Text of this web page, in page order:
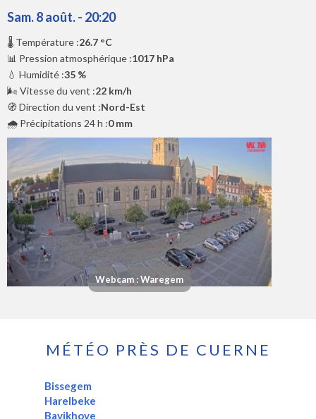
Sam. 8 août. - 20:20
🌡️ Température :26.7 °C
📊 Pression atmosphérique :1017 hPa
💧 Humidité :35 %
🌬️ Vitesse du vent :22 km/h
🧭 Direction du vent :Nord-Est
🌧️ Précipitations 24 h :0 mm
Webcam : Waregem
MÉTÉO PRÈS DE CUERNE
Bissegem
Harelbeke
Bavikhove